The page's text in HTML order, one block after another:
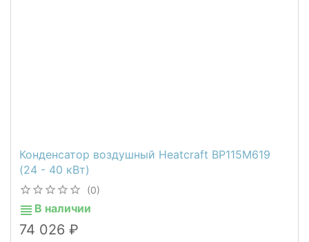
Конденсатор воздушный Heatcraft BP115M619
(24 - 40 кВт)
(0)
В наличии
74 026